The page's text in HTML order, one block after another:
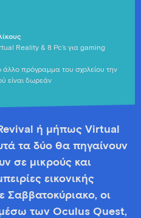
Reality & 8 Pc’s για gaming
άλλο πρόγραμμα του σχολείου την
είναι δωρεάν
ή μήπως Virtual
τα δύο θα πηγαίνουν
σε μικρούς και
εικονικής
Σαββατοκύριακο, οι
των Oculus Quest,